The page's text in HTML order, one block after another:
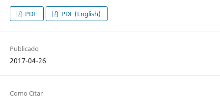
PDF PDF (English)
Publicado
2017-04-26
Como Citar